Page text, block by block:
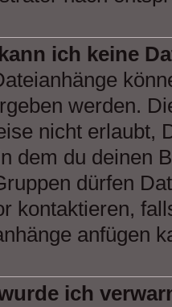
ich keine
werden.
nicht erlaubt,
dem du deinen
dürfen
kontaktieren,
anfügen
ich